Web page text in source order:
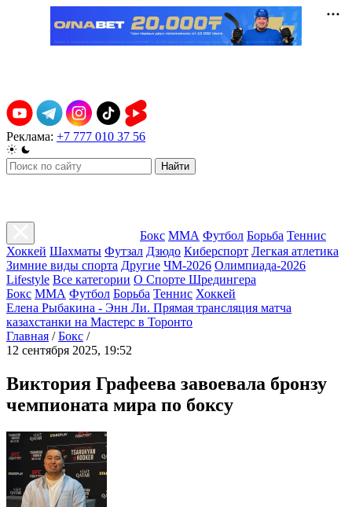
Реклама: +7 777 010 37 56
Найти
Бокс ММА Футбол Борьба Теннис
Хоккей Шахматы Футзал Дзюдо Киберспорт Легкая атлетика
Зимние виды спорта Другие ЧМ-2026 Олимпиада-2026
Lifestyle Все категории О Спорте Шредингера
Бокс ММА Футбол Борьба Теннис Хоккей
Елена Рыбакина - Энн Ли. Прямая трансляция матча
казахстанки на Мастерс в Торонто
Главная / Бокс /
12 сентября 2025, 19:52
Виктория Графеева завоевала бронзу
чемпионата мира по боксу